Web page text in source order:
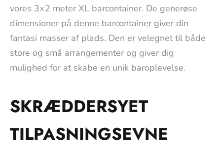
vores 3×2 meter XL barcontainer. De generøse
dimensioner på denne barcontainer giver din
fantasi masser af plads. Den er velegnet til både
store og små arrangementer og giver dig
mulighed for at skabe en unik baroplevelse.
SKRÆDDERSYET
TILPASNINGSEVNE